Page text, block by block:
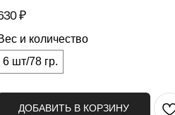
₽
и количество
6 шт/78 гр.
ДОБАВИТЬ В КОРЗИНУ